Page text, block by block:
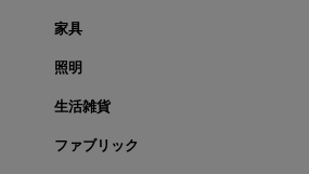
家具
照明
生活雑貨
ファブリック